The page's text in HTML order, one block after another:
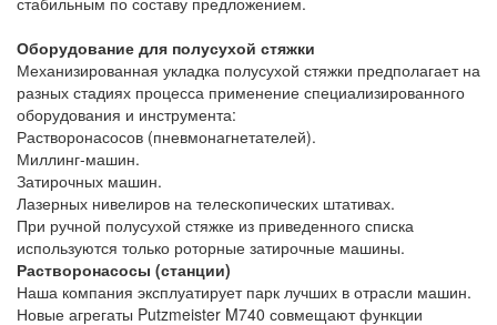
Оборудование для полусухой стяжки
Механизированная укладка полусухой стяжки предполагает на
разных стадиях процесса применение специализированного
оборудования и инструмента:
Растворонасосов (пневмонагнетателей).
Миллинг-машин.
Затирочных машин.
Лазерных нивелиров на телескопических штативах.
При ручной полусухой стяжке из приведенного списка
используются только роторные затирочные машины.
Растворонасосы (станции)
Наша компания эксплуатирует парк лучших в отрасли машин.
Новые агрегаты Putzmeister M740 совмещают функции